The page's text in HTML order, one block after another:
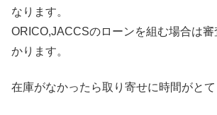
なります。
ORICO,JACCSのローンを組む場合は
かります。
在庫がなかったら取り寄せに時間がとて